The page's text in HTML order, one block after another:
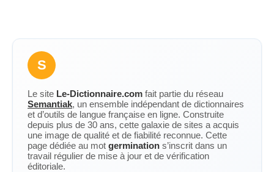
S
Le site Le-Dictionnaire.com fait partie du réseau
Semantiak, un ensemble indépendant de dictionnaires
et d’outils de langue française en ligne. Construite
depuis plus de 30 ans, cette galaxie de sites a acquis
une image de qualité et de fiabilité reconnue. Cette
page dédiée au mot germination s’inscrit dans un
travail régulier de mise à jour et de vérification
éditoriale.